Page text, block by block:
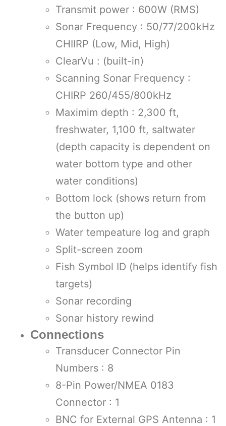
Transmit power : 600W (RMS)
Sonar Frequency : 50/77/200kHz
CHIIRP (Low, Mid, High)
ClearVu : (built-in)
Scanning Sonar Frequency :
CHIRP 260/455/800kHz
Maximim depth : 2,300 ft,
freshwater, 1,100 ft, saltwater
(depth capacity is dependent on
water bottom type and other
water conditions)
Bottom lock (shows return from
the button up)
Water tempeature log and graph
Split-screen zoom
Fish Symbol ID (helps identify fish
targets)
Sonar recording
Sonar history rewind
Connections
Transducer Connector Pin
Numbers : 8
8-Pin Power/NMEA 0183
Connector : 1
BNC for External GPS Antenna : 1